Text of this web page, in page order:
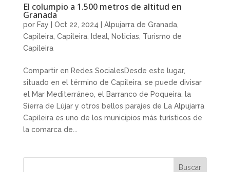
El columpio a 1.500 metros de altitud en
Granada
por Fay Oct 22, 2024 Alpujarra de Granada,
Capileira, Capileira, Ideal, Noticias Turismo de
Capileira
Compartir en Redes SocialesDesde este lugar,
situado en el término de Capileira, se puede divisar
el Mar Mediterráneo, el Barranco de Poqueira, la
Sierra de Lújar y otros bellos parajes de La Alpujarra
Capileira es uno de los municipios más turísticos de
la comarca de...
Buscar